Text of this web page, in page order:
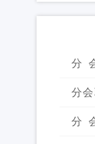
分
分
分